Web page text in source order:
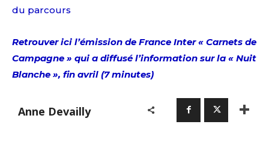
du parcours
Retrouver ici l’émission de France Inter « Carnets de
Campagne » qui a diffusé l’information sur la « Nuit
Blanche », fin avril (7 minutes)
Anne Devailly